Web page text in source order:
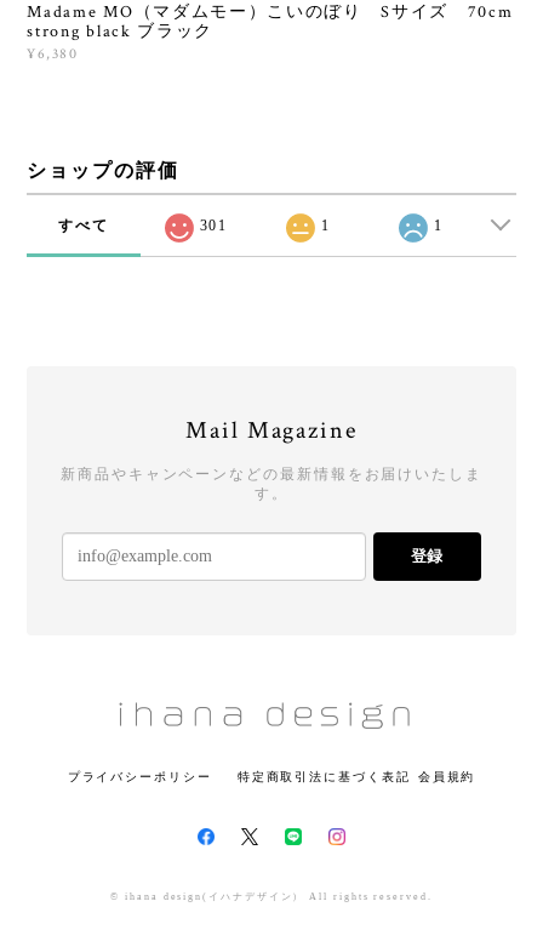
Madame MO（マダムモー）こいのぼり Sサイズ 70cm
strong black ブラック
¥6,380
ショップの評価
すべて 301 1 1
Mail Magazine
新商品やキャンペーンなどの最新情報をお届けいたしま
す。
登録
プライバシーポリシー 特定商取引法に基づく表記 会員規約
© ihana design(イハナデザイン） All rights reserved.